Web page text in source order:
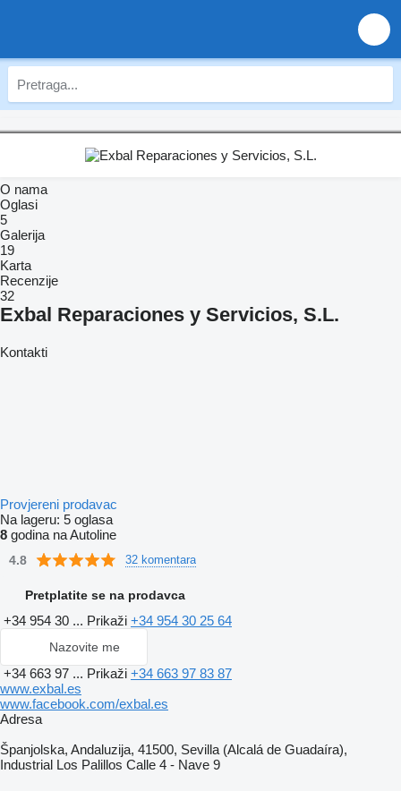
O nama
Oglasi
5
Galerija
19
Karta
Recenzije
32
Exbal Reparaciones y Servicios, S.L.
Kontakti
Provjereni prodavac
Na lageru: 5 oglasa
8 godina na Autoline
4.8 32 komentara
Pretplatite se na prodavca
+34 954 30 ... Prikaži +34 954 30 25 64
Nazovite me
+34 663 97 ... Prikaži +34 663 97 83 87
www.exbal.es
www.facebook.com/exbal.es
Adresa
Španjolska, Andaluzija, 41500, Sevilla (Alcalá de Guadaíra),
Industrial Los Palillos Calle 4 - Nave 9